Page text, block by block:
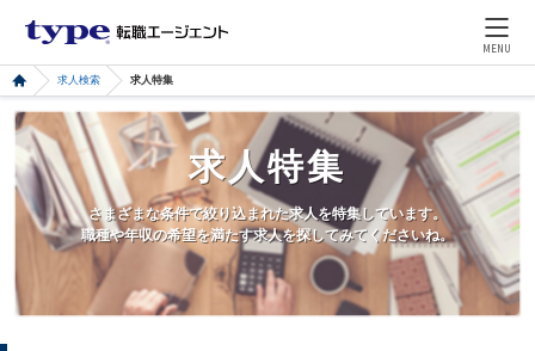
MENU
求人検索 求人特集
求人特集
さまざまな条件で絞り込まれた求人を特集しています。
職種や年収の希望を満たす求人を探してみてくださいね。